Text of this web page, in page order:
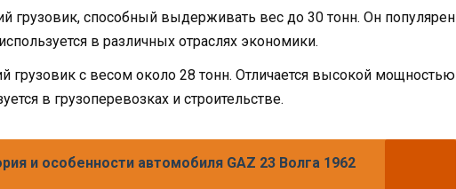
грузовик, способный выдерживать вес до 30 тонн. Он популярен
в различных отраслях экономики.
грузовик с весом около 28 тонн. Отличается высокой мощностью
в грузоперевозках и строительстве.
и особенности автомобиля GAZ 23 Волга 1962